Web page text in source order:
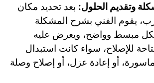
وتقديم الحلول: بعد تحديد مكان
يقوم الفني بشرح المشكلة
مبسط وواضح، ويعرض عليه
للإصلاح، سواء كانت استبدال
أو إعادة عزل، أو إصلاح وصلة